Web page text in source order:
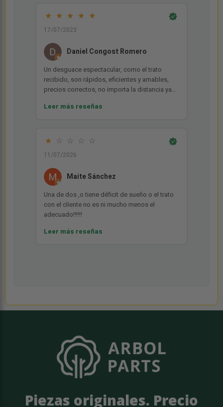
★ ★ ★ ★ ★
17/07/2023
Daniel Congost Romero
Un desguace espectacular, como el trato
recibido, son rápidos, eficientes y amables,
precios correctos, no importa la distancia ya
mucho el embalaje utilizando envoltorio de
ellos.
Leer más reseñas
★ ☆ ☆ ☆ ☆
11/07/2026
Maite Sánchez
Una de dos ,o tiene déficit de sueño o el trato
con el cliente no es ni mucho menos el
adecuado!!!!!!
Leer más reseñas
Piezas originales. Precio